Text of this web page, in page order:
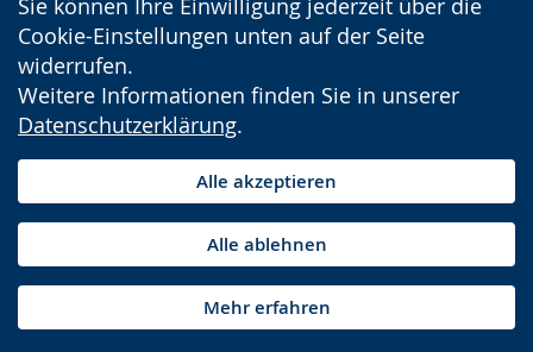
Sie können Ihre Einwilligung jederzeit über die
Cookie-Einstellungen unten auf der Seite
widerrufen.
Weitere Informationen finden Sie in unserer
Datenschutzerklärung.
Alle akzeptieren
Alle ablehnen
Mehr erfahren